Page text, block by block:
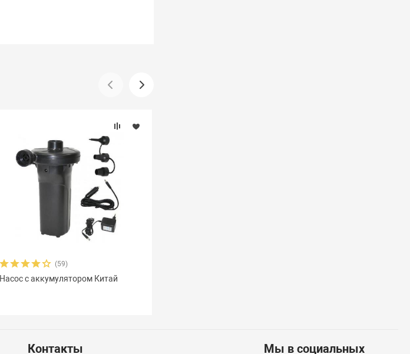
(59)
Насос с аккумулятором Китай
Контакты
Мы в социальных